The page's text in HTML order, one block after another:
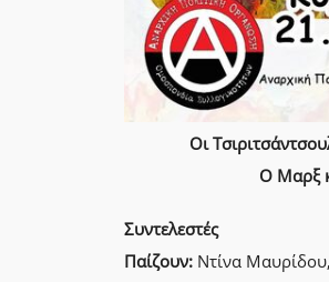
Οι
Ο Μαρξ
Συντελεστές
Παίζουν: Ντίνα